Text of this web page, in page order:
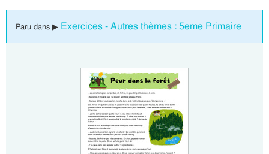
Paru dans ▶ Exercices - Autres thèmes : 5eme Primaire